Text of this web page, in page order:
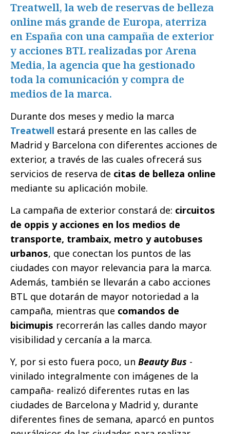
Treatwell, la web de reservas de belleza
online más grande de Europa, aterriza
en España con una campaña de exterior
y acciones BTL realizadas por Arena
Media, la agencia que ha gestionado
toda la comunicación y compra de
medios de la marca.
Durante dos meses y medio la marca
Treatwell estará presente en las calles de
Madrid y Barcelona con diferentes acciones de
exterior, a través de las cuales ofrecerá sus
servicios de reserva de citas de belleza online
mediante su aplicación mobile.
La campaña de exterior constará de: circuitos
de oppis y acciones en los medios de
transporte, trambaix, metro y autobuses
urbanos, que conectan los puntos de las
ciudades con mayor relevancia para la marca.
Además, también se llevarán a cabo acciones
BTL que dotarán de mayor notoriedad a la
campaña, mientras que comandos de
bicimupis recorrerán las calles dando mayor
visibilidad y cercanía a la marca.
Y, por si esto fuera poco, un Beauty Bus -
vinilado integralmente con imágenes de la
campaña- realizó diferentes rutas en las
ciudades de Barcelona y Madrid y, durante
diferentes fines de semana, aparcó en puntos